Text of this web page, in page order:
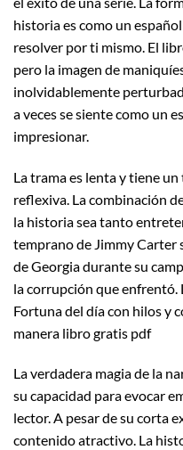
historia es como un
resolver por ti mismo. El
pero la imagen de
inolvidablemente
a veces se siente como un
impresionar.
La trama es lenta y tiene
reflexiva. La combinación
la historia sea tanto
temprano de Jimmy Carter
de Georgia durante su
la corrupción que
Fortuna del día con hilos y
manera libro gratis pdf
La verdadera magia de la
su capacidad para evocar
lector. A pesar de su corta
contenido atractivo. La